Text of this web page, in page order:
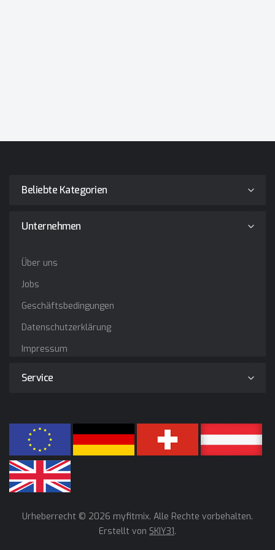
Beliebte Kategorien
Unternehmen
Über uns
Jobs
Geschäftsbedingungen
Datenschutzerklärung
Impressum
Service
Urheberrecht © 2026 myfitmix. Alle Rechte vorbehalten.
Erstellt von SKIY31.